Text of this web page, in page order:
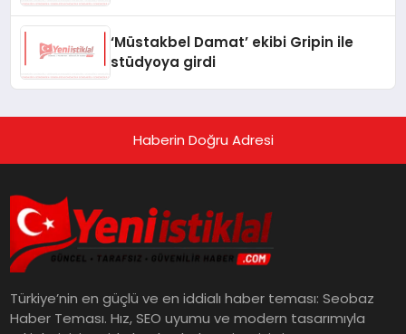
‘Müstakbel Damat’ ekibi Gripin ile
stüdyoya girdi
Haberin Doğru Adresi
Türkiye’nin en güçlü ve en iddialı haber teması: Seobaz
Haber Teması. Hız, SEO uyumu ve modern tasarımıyla